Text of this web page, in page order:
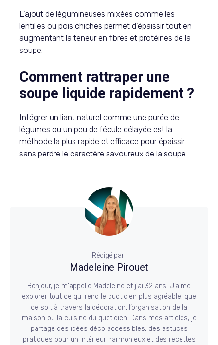
L’ajout de légumineuses mixées comme les
lentilles ou pois chiches permet d’épaissir tout en
augmentant la teneur en fibres et protéines de la
soupe.
Comment rattraper une
soupe liquide rapidement ?
Intégrer un liant naturel comme une purée de
légumes ou un peu de fécule délayée est la
méthode la plus rapide et efficace pour épaissir
sans perdre le caractère savoureux de la soupe.
Rédigé par
Madeleine Pirouet
Bonjour, je m'appelle Madeleine et j'ai 32 ans. J’aime
explorer tout ce qui rend le quotidien plus agréable, que
ce soit à travers la décoration, l’organisation de la
maison ou la cuisine du quotidien. Dans mes articles, je
partage des idées déco accessibles, des astuces
pratiques pour un intérieur harmonieux et des recettes